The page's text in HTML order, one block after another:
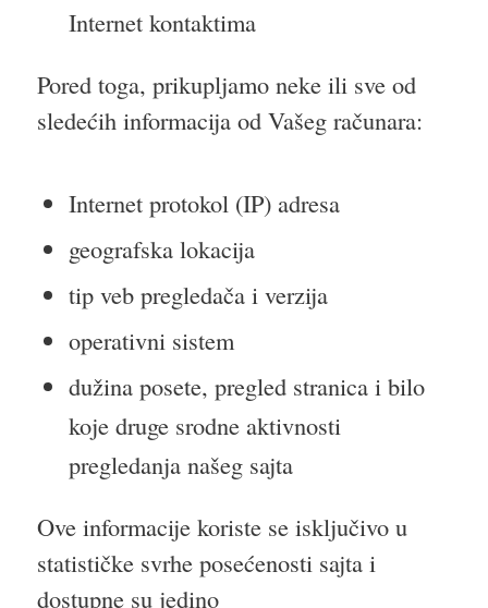
Internet kontaktima
Pored toga, prikupljamo neke ili sve od
sledećih informacija od Vašeg računara:
Internet protokol (IP) adresa
geografska lokacija
tip veb pregledača i verzija
operativni sistem
dužina posete, pregled stranica i bilo
koje druge srodne aktivnosti
pregledanja našeg sajta
Ove informacije koriste se isključivo u
statističke svrhe posećenosti sajta i
dostupne su jedino